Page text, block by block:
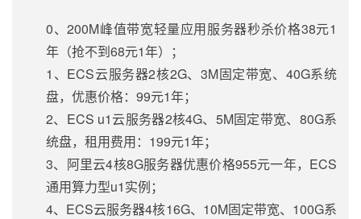
0、200M峰值带宽轻量应用服务器秒杀价格38元1
年（抢不到68元1年）；
1、ECS云服务器2核2G、3M固定带宽、40G系统
盘，优惠价格：99元1年；
2、ECS u1云服务器2核4G、5M固定带宽、80G系
统盘，租用费用：199元1年；
3、阿里云4核8G服务器优惠价格955元一年，ECS
通用算力型u1实例；
4、ECS云服务器4核16G、10M固定带宽、100G系